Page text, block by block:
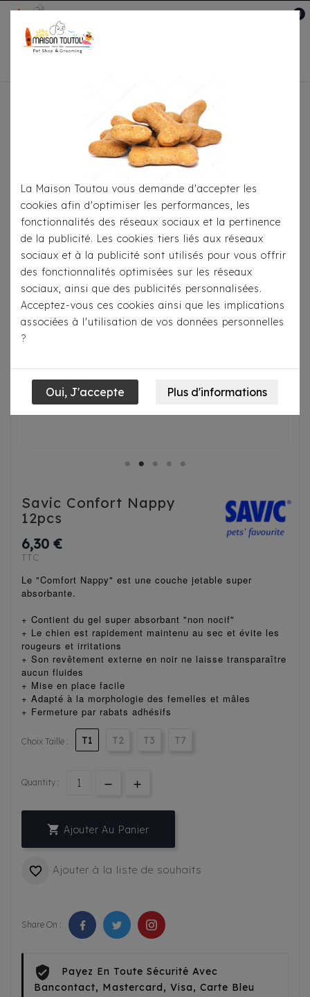
0
Soins-Hygiène
Propreté &
Savic Confort Nappy 12pcs
Savic Confort Nappy
12pcs
6,30 €
TTC
Le "Comfort Nappy" est une couche jetable super
absorbante.
+ Contient du gel super absorbant "non nocif"
+ Le chien est rapidement maintenu au sec et évite les
rougeurs et irritations
+ Son revêtement externe en noir ne laisse transparaître
aucun fluides
+ Mise en place facile
+ Adapté à la morphologie des femelles et mâles
+ Fermeture par rabats adhésifs
Choix Taille : T1 T2 T3 T7
Quantity :
 Ajouter Au Panier
 Ajouter à la liste de souhaits
Share On :
Payez En Toute Sécurité Avec
Bancontact, Mastercard, Visa, Carte Bleu
La Maison Toutou vous demande d'accepter les
cookies afin d'optimiser les performances, les
fonctionnalités des réseaux sociaux et la pertinence
de la publicité. Les cookies tiers liés aux réseaux
sociaux et à la publicité sont utilisés pour vous offrir
des fonctionnalités optimisées sur les réseaux
sociaux, ainsi que des publicités personnalisées.
Acceptez-vous ces cookies ainsi que les implications
associées à l'utilisation de vos données personnelles
?